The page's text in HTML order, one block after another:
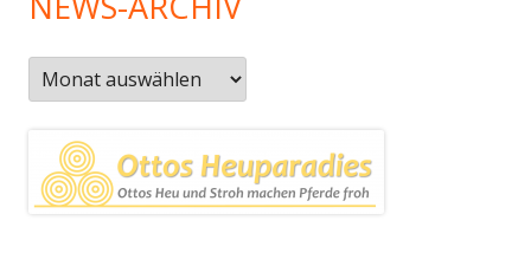
News-
Archiv